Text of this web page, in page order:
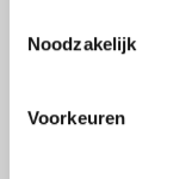
Noodzakelijk
Voorkeuren
*